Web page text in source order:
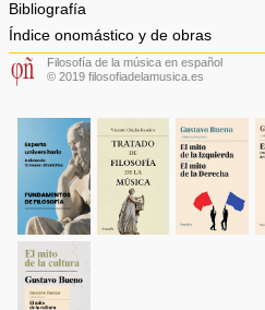
Bibliografía
Índice onomástico y de obras
Filosofía de la música en español
© 2019 filosofiadelamusica.es